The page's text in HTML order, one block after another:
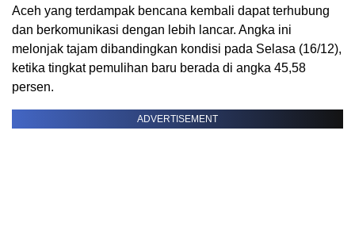
Aceh yang terdampak bencana kembali dapat terhubung
dan berkomunikasi dengan lebih lancar. Angka ini
melonjak tajam dibandingkan kondisi pada Selasa (16/12),
ketika tingkat pemulihan baru berada di angka 45,58
persen.
ADVERTISEMENT